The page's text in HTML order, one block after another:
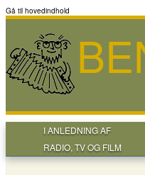
Gå til hovedindhold
I ANLEDNING AF
RADIO, TV OG FILM